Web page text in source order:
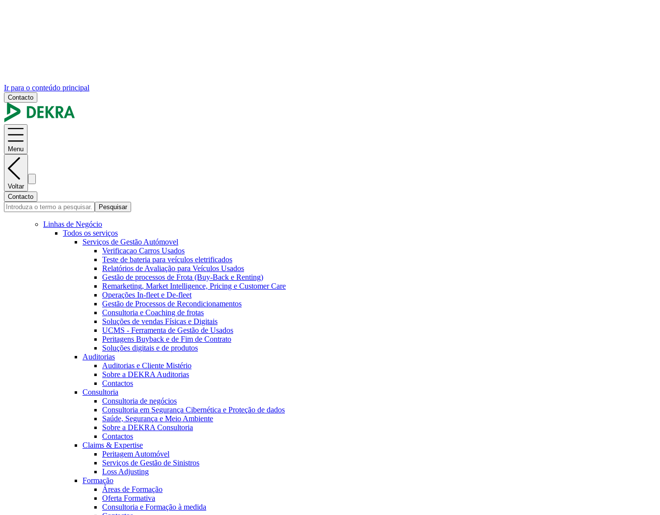
Ir para o conteúdo principal
Contacto
Menu
Voltar
Contacto
Pesquisar
Linhas de Negócio
Todos os serviços
Serviços de Gestão Autómovel
Verificacao Carros Usados
Teste de bateria para veículos eletrificados
Relatórios de Avaliação para Veículos Usados
Gestão de processos de Frota (Buy-Back e Renting)
Remarketing, Market Intelligence, Pricing e Customer Care
Operações In-fleet e De-fleet
Gestão de Processos de Recondicionamentos
Consultoria e Coaching de frotas
Soluções de vendas Físicas e Digitais
UCMS - Ferramenta de Gestão de Usados
Peritagens Buyback e de Fim de Contrato
Soluções digitais e de produtos
Auditorias
Auditorias e Cliente Mistério
Sobre a DEKRA Auditorias
Contactos
Consultoria
Consultoria de negócios
Consultoria em Segurança Cibernética e Proteção de dados
Saúde, Segurança e Meio Ambiente
Sobre a DEKRA Consultoria
Contactos
Claims & Expertise
Peritagem Automóvel
Serviços de Gestão de Sinistros
Loss Adjusting
Formação
Áreas de Formação
Oferta Formativa
Consultoria e Formação à medida